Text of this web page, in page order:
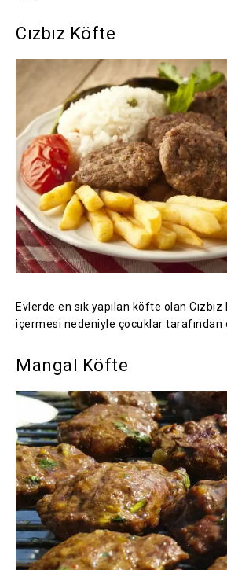
Cızbız Köfte
Evlerde en sık yapılan köfte olan
içermesi nedeniyle çocuklar tarafından
Mangal Köfte